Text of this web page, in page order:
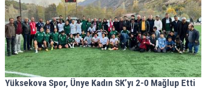
Yüksekova Spor, Ünye Kadın SK’yı 2-0 Mağlup Etti